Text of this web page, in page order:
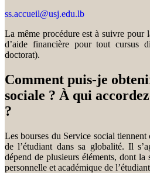
ss.accueil@usj.edu.lb
La même procédure est à suivre pour
d’aide financière pour tout cursus
doctorat).
Comment puis-je
sociale ? À qui
?
Les bourses du Service social
de l’étudiant dans sa globalité. Il
dépend de plusieurs éléments, dont
personnelle et académique de